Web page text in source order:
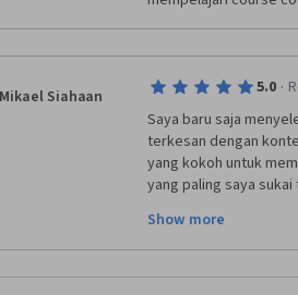
Mikael Siahaan 5.0 ·
Saya baru saja
terkesan dengan
yang kokoh untuk
yang paling saya
dukungan teknis.
juga memberikan
memperdalam
Show more